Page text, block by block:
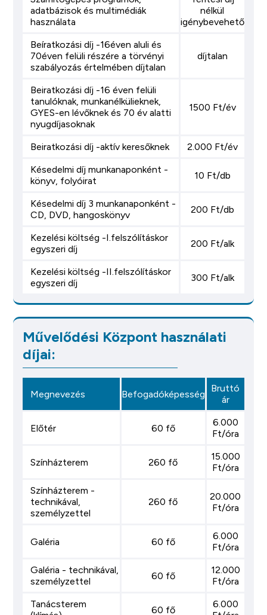
adatbázisok és multimédiák
használata
nélkül
igénybevehető
Beíratkozási díj -16éven aluli és
70éven felüli részére a törvényi
szabályozás értelmében díjtalan
díjtalan
Beiratkozási díj -16 éven felüli
tanulóknak, munkanélkülieknek,
GYES-en lévőknek és 70 év alatti
nyugdíjasoknak
1500 Ft/év
Beiratkozási díj -aktív keresőknek
2.000 Ft/év
Késedelmi díj munkanaponként -
könyv, folyóirat
10 Ft/db
Késedelmi díj 3 munkanaponként -
CD, DVD, hangoskönyv
200 Ft/db
Kezelési költség -I.felszólításkor
egyszeri díj
200 Ft/alk
Kezelési költség -II.felszólításkor
egyszeri díj
300 Ft/alk
Művelődési Központ használati
díjai:
Megnevezés Befogadóképesség
Bruttó
ár
Előtér 60 fő
6.000
Ft/óra
Színházterem 260 fő
15.000
Ft/óra
Színházterem -
technikával,
személyzettel
260 fő
20.000
Ft/óra
Galéria 60 fő
6.000
Ft/óra
Galéria - technikával,
személyzettel
60 fő
12.000
Ft/óra
Tanácsterem
60 fő
6.000